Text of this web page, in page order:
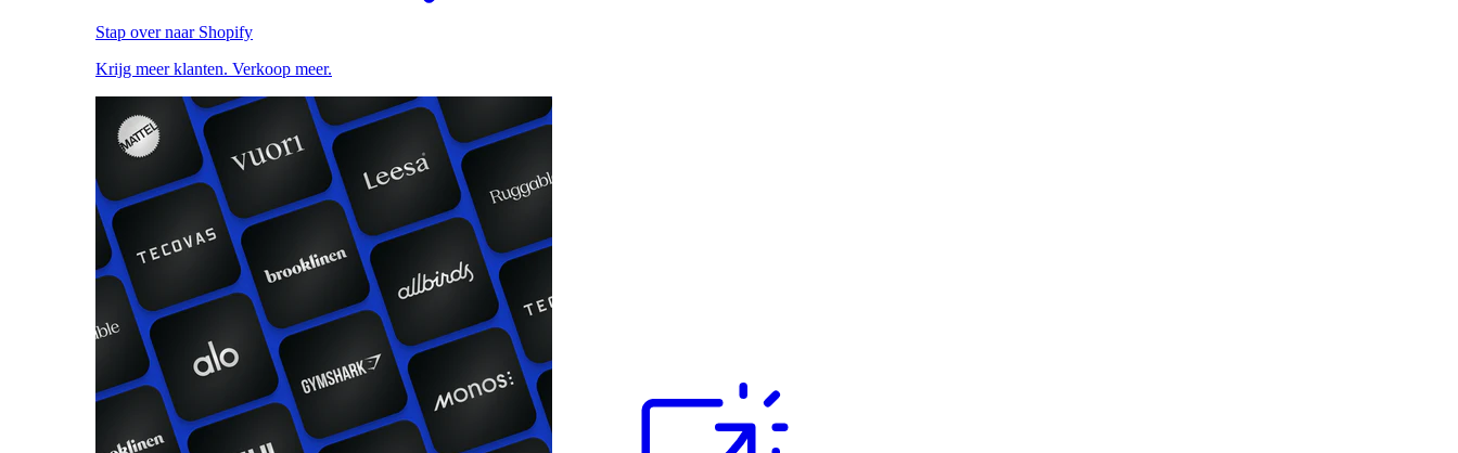
Stap over naar Shopify
Krijg meer klanten. Verkoop meer.